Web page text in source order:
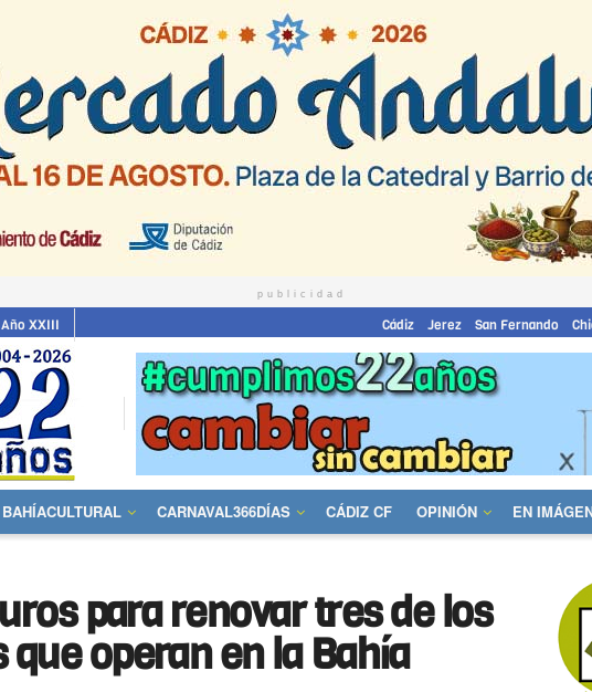
publicidad
XXIII Cádiz Jerez San Fernando
BAHÍACULTURAL CARNAVAL366DÍAS CÁDIZ CF OPINIÓN EN
para renovar tres de los
operan en la Bahía